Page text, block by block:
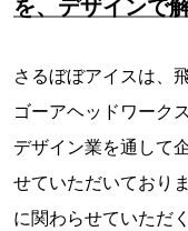
を、デザインで
さるぼぼアイスは、
ゴーアヘッドワーク
デザイン業を通して
せていただいており
に関わらせていただ